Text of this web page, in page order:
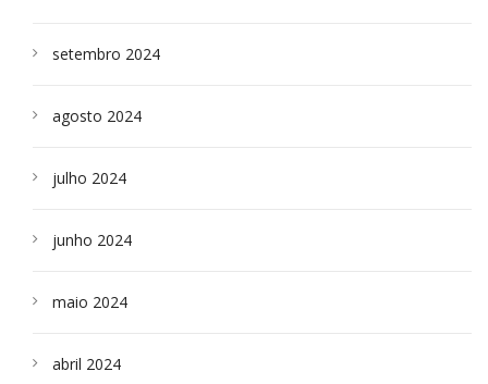
setembro 2024
agosto 2024
julho 2024
junho 2024
maio 2024
abril 2024